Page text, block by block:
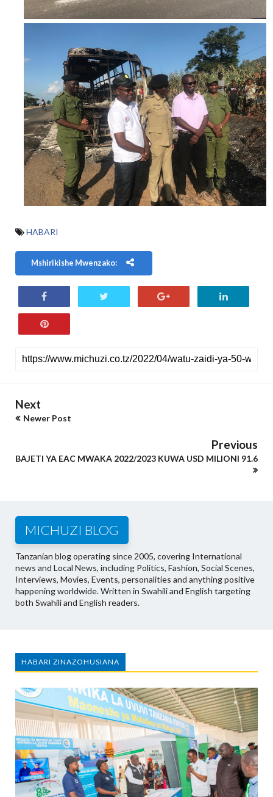
HABARI
Mshirikishe Mwenzako:
Next
Newer Post
Previous
BAJETI YA EAC MWAKA 2022/2023 KUWA USD MILIONI 91.6
MICHUZI BLOG
Tanzanian blog operating since 2005, covering International
news and Local News, including Politics, Fashion, Social Scenes,
Interviews, Movies, Events, personalities and anything positive
happening worldwide. Written in Swahili and English targeting
both Swahili and English readers.
HABARI ZINAZOHUSIANA